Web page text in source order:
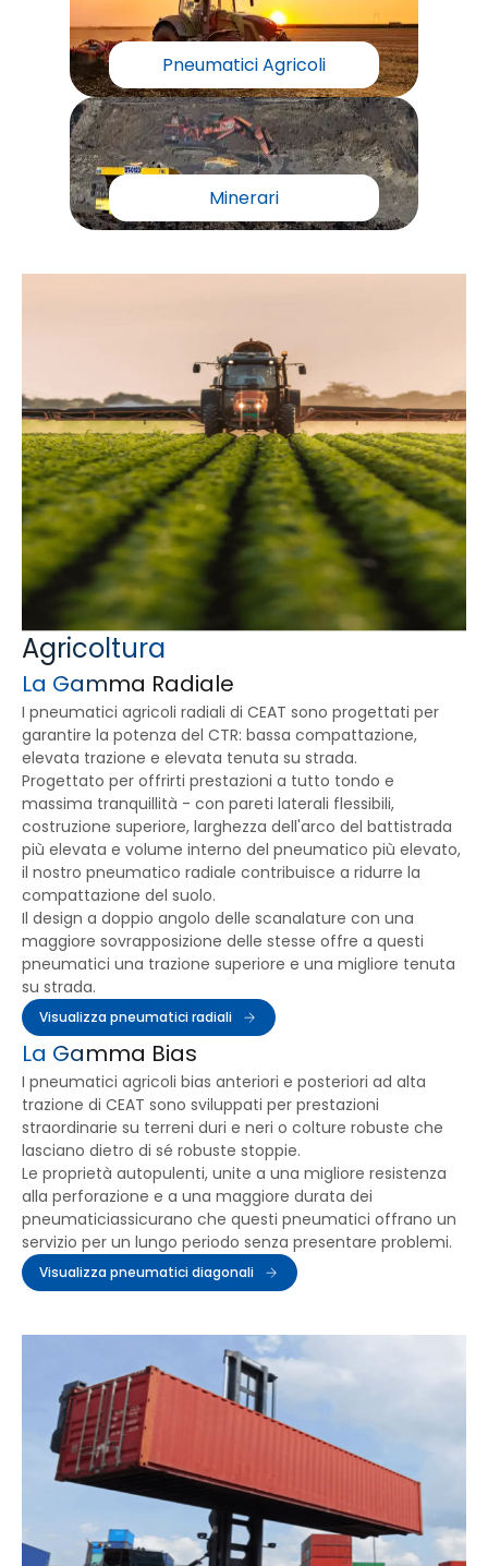
Pneumatici Agricoli
Minerari
Agricoltura
La Gamma Radiale
I pneumatici agricoli radiali di CEAT sono progettati per
garantire la potenza del CTR: bassa compattazione,
elevata trazione e elevata tenuta su strada.
Progettato per offrirti prestazioni a tutto tondo e
massima tranquillità - con pareti laterali flessibili,
costruzione superiore, larghezza dell'arco del battistrada
più elevata e volume interno del pneumatico più elevato,
il nostro pneumatico radiale contribuisce a ridurre la
compattazione del suolo.
Il design a doppio angolo delle scanalature con una
maggiore sovrapposizione delle stesse offre a questi
pneumatici una trazione superiore e una migliore tenuta
su strada.
Visualizza pneumatici radiali
La Gamma Bias
I pneumatici agricoli bias anteriori e posteriori ad alta
trazione di CEAT sono sviluppati per prestazioni
straordinarie su terreni duri e neri o colture robuste che
lasciano dietro di sé robuste stoppie.
Le proprietà autopulenti, unite a una migliore resistenza
alla perforazione e a una maggiore durata dei
pneumaticiassicurano che questi pneumatici offrano un
servizio per un lungo periodo senza presentare problemi.
Visualizza pneumatici diagonali